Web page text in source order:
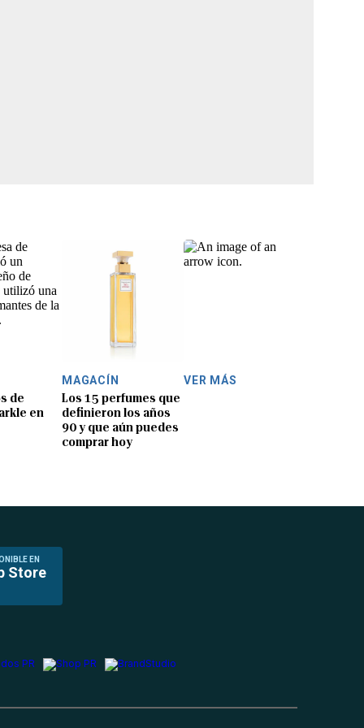
de
en
MAGACÍN
Los 15 perfumes que
definieron los años
90 y que aún puedes
comprar hoy
VER MÁS
EN
Store